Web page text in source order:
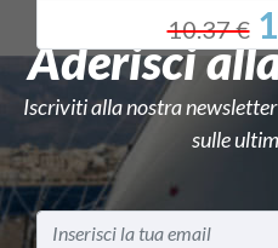
10.37 €
Aderisci
Iscriviti alla nostra
sulle